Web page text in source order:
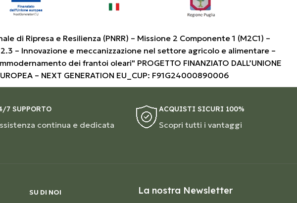
di Ripresa e Resilienza (PNRR) – Missione 2 Componente 1 (M2C1) –
– Innovazione e meccanizzazione nel settore agricolo e alimentare –
dei frantoi oleari" PROGETTO FINANZIATO DALL’UNIONE
– NEXT GENERATION EU_CUP: F91G24000890006
7 SUPPORTO
continua e dedicata
ACQUISTI SICURI 100%
Scopri tutti i vantaggi
SU DI NOI La nostra Newsletter